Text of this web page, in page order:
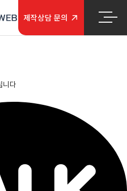
제작상담 문의
니다